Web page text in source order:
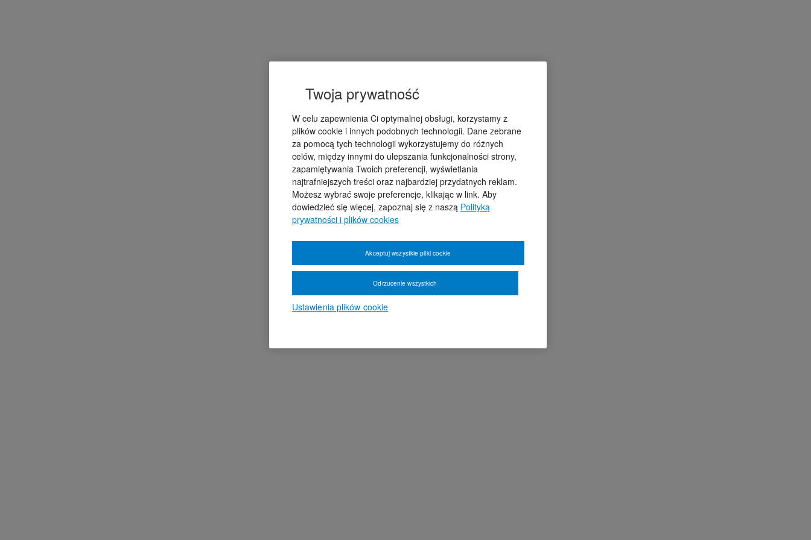
Twoja prywatność
W celu zapewnienia Ci optymalnej obsługi, korzystamy z
plików cookie i innych podobnych technologii. Dane zebrane
za pomocą tych technologii wykorzystujemy do różnych
celów, między innymi do ulepszania funkcjonalności strony,
zapamiętywania Twoich preferencji, wyświetlania
najtrafniejszych treści oraz najbardziej przydatnych reklam.
Możesz wybrać swoje preferencje, klikając w link. Aby
dowiedzieć się więcej, zapoznaj się z naszą Polityką
prywatności i plików cookies
Ustawienia plików cookie
Odrzucenie wszystkich
Akceptuj wszystkie pliki cookie